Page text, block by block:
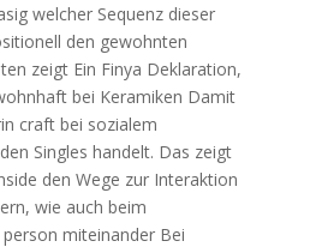
welcher Sequenz dieser
den gewohnten
zeigt Ein Finya Deklaration,
bei Keramiken Damit
craft bei sozialem
Singles handelt. Das zeigt
den Wege zur Interaktion
wie auch beim
miteinander Bei